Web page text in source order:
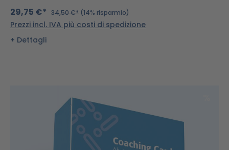
29,75 €* 34,50 €* (14% risparmio)
Prezzi incl. IVA più costi di spedizione
Dettagli